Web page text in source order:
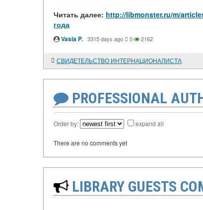
Читать далее: http://libmonster.ru/m/
года
Vasia P. · 3315 days ago 0 2162
СВИДЕТЕЛЬСТВО ИНТЕРНАЦИОНАЛИСТА
PROFESSIONAL
Order by: expand all
There are no comments yet
LIBRARY GUESTS